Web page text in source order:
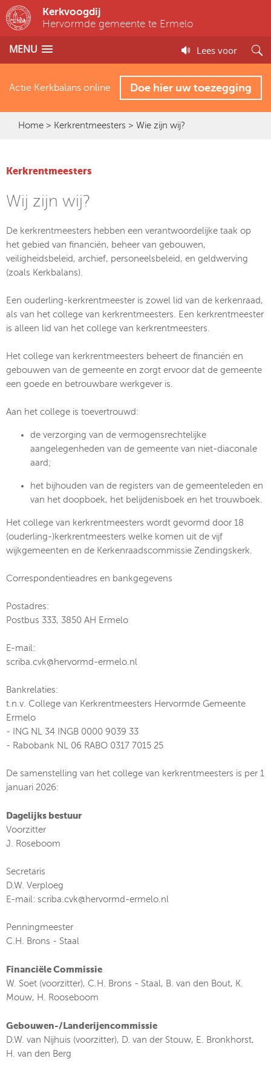
Kerkvoogdij
Hervormde gemeente te Ermelo
Lees voor
MENU
Actie Kerkbalans online Doe hier uw toezegging
Home > Kerkrentmeesters > Wie zijn wij?
Kerkrentmeesters
Wij zijn wij?
De kerkrentmeesters hebben een verantwoordelijke taak op
het gebied van financiën, beheer van gebouwen,
veiligheidsbeleid, archief, personeelsbeleid, en geldwerving
(zoals Kerkbalans).
Een ouderling-kerkrentmeester is zowel lid van de kerkenraad,
als van het college van kerkrentmeesters. Een kerkrentmeester
is alleen lid van het college van kerkrentmeesters.
Het college van kerkrentmeesters beheert de financiën en
gebouwen van de gemeente en zorgt ervoor dat de gemeente
een goede en betrouwbare werkgever is.
Aan het college is toevertrouwd:
de verzorging van de vermogensrechtelijke
aangelegenheden van de gemeente van niet-diaconale
aard;
het bijhouden van de registers van de gemeenteleden en
van het doopboek, het belijdenisboek en het trouwboek.
Het college van kerkrentmeesters wordt gevormd door 18
(ouderling-)kerkrentmeesters welke komen uit de vijf
wijkgemeenten en de Kerkenraadscommissie Zendingskerk.
Correspondentieadres en bankgegevens
Postadres:
Postbus 333, 3850 AH Ermelo
E-mail:
scriba.cvk@hervormd-ermelo.nl
Bankrelaties:
t.n.v. College van Kerkrentmeesters Hervormde Gemeente
Ermelo
- ING NL 34 INGB 0000 9039 33
- Rabobank NL 06 RABO 0317 7015 25
De samenstelling van het college van kerkrentmeesters is per 1
januari 2026:
Dagelijks bestuur
Voorzitter
J. Roseboom
Secretaris
D.W. Verploeg
E-mail: scriba.cvk@hervormd-ermelo.nl
Penningmeester
C.H. Brons - Staal
Financiële Commissie
W. Soet (voorzitter), C.H. Brons - Staal, B. van den Bout, K.
Mouw, H. Rooseboom
Gebouwen-/Landerijencommissie
D.W. van Nijhuis (voorzitter), D. van der Stouw, E. Bronkhorst,
H. van den Berg